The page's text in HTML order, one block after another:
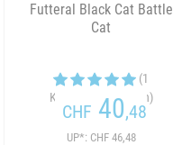
Futteral Black Cat Battle
Cat
(1
Kundenrezensionen)
CHF 40,48
UP*: CHF 46,48